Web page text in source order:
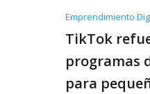
Emprendimiento
TikTok
programas
para